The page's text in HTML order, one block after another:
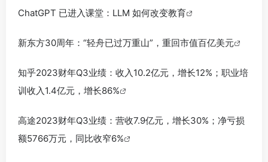
ChatGPT 已进入课堂：LLM 如何改变教育
新东方30周年：“轻舟已过万重山”，重回市值百亿美元
知乎2023财年Q3业绩：收入10.2亿元，增长12%；职业培
训收入1.4亿元，增长86%
高途2023财年Q3业绩：营收7.9亿元，增长30%；净亏损
额5766万元，同比收窄6%